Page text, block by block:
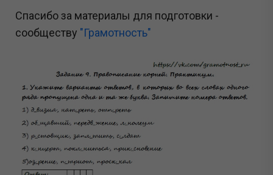
Спасибо за материалы для подготовки -
сообществу "Грамотность"